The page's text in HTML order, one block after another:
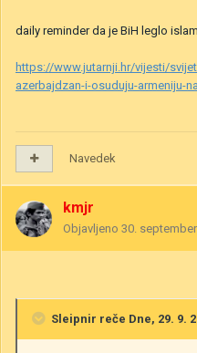
daily reminder da je BiH leglo
https://www.jutarnji.hr/vijesti/
azerbajdzan-i-osuduju-armeniju-
Navedek
kmjr
Objavljeno 30.
Sleipnir reče Dne, 29. 9.